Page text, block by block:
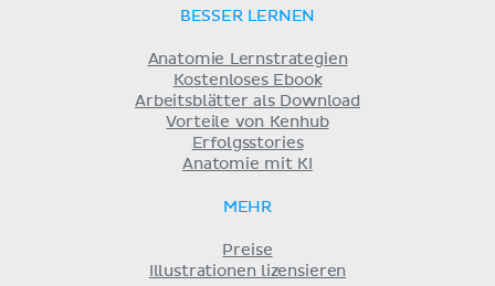
BESSER LERNEN
Anatomie Lernstrategien
Kostenloses Ebook
Arbeitsblätter als Download
Vorteile von Kenhub
Erfolgsstories
Anatomie mit KI
MEHR
Preise
Illustrationen lizensieren